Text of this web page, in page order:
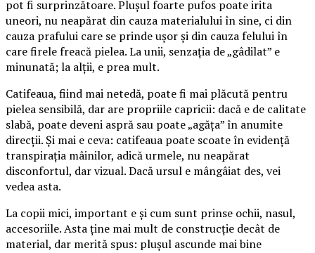
pot fi surprinzătoare. Plușul foarte pufos poate irita
uneori, nu neapărat din cauza materialului în sine, ci din
cauza prafului care se prinde ușor și din cauza felului în
care firele freacă pielea. La unii, senzația de „gâdilat” e
minunată; la alții, e prea mult.
Catifeaua, fiind mai netedă, poate fi mai plăcută pentru
pielea sensibilă, dar are propriile capricii: dacă e de calitate
slabă, poate deveni aspră sau poate „agăța” în anumite
direcții. Și mai e ceva: catifeaua poate scoate în evidență
transpirația mâinilor, adică urmele, nu neapărat
disconfortul, dar vizual. Dacă ursul e mângâiat des, vei
vedea asta.
La copii mici, important e și cum sunt prinse ochii, nasul,
accesoriile. Asta ține mai mult de construcție decât de
material, dar merită spus: plușul ascunde mai bine